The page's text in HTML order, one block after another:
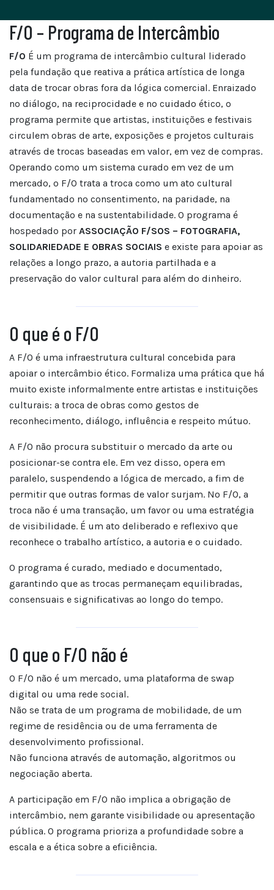
F/O – Programa de Intercâmbio
F/O É um programa de intercâmbio cultural liderado
pela fundação que reativa a prática artística de longa
data de trocar obras fora da lógica comercial. Enraizado
no diálogo, na reciprocidade e no cuidado ético, o
programa permite que artistas, instituições e festivais
circulem obras de arte, exposições e projetos culturais
através de trocas baseadas em valor, em vez de compras.
Operando como um sistema curado em vez de um
mercado, o F/O trata a troca como um ato cultural
fundamentado no consentimento, na paridade, na
documentação e na sustentabilidade. O programa é
hospedado por ASSOCIAÇÃO F/SOS – FOTOGRAFIA,
SOLIDARIEDADE E OBRAS SOCIAIS e existe para apoiar as
relações a longo prazo, a autoria partilhada e a
preservação do valor cultural para além do dinheiro.
O que é o F/O
A F/O é uma infraestrutura cultural concebida para
apoiar o intercâmbio ético. Formaliza uma prática que há
muito existe informalmente entre artistas e instituições
culturais: a troca de obras como gestos de
reconhecimento, diálogo, influência e respeito mútuo.
A F/O não procura substituir o mercado da arte ou
posicionar-se contra ele. Em vez disso, opera em
paralelo, suspendendo a lógica de mercado, a fim de
permitir que outras formas de valor surjam. No F/O, a
troca não é uma transação, um favor ou uma estratégia
de visibilidade. É um ato deliberado e reflexivo que
reconhece o trabalho artístico, a autoria e o cuidado.
O programa é curado, mediado e documentado,
garantindo que as trocas permaneçam equilibradas,
consensuais e significativas ao longo do tempo.
O que o F/O não é
O F/O não é um mercado, uma plataforma de swap
digital ou uma rede social.
Não se trata de um programa de mobilidade, de um
regime de residência ou de uma ferramenta de
desenvolvimento profissional.
Não funciona através de automação, algoritmos ou
negociação aberta.
A participação em F/O não implica a obrigação de
intercâmbio, nem garante visibilidade ou apresentação
pública. O programa prioriza a profundidade sobre a
escala e a ética sobre a eficiência.